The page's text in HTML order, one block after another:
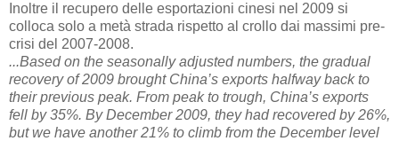
Inoltre il recupero delle esportazioni cinesi nel 2009 si
colloca solo a metà strada rispetto al crollo dai massimi pre-
crisi del 2007-2008.
...Based on the seasonally adjusted numbers, the gradual
recovery of 2009 brought China’s exports halfway back to
their previous peak. From peak to trough, China’s exports
fell by 35%. By December 2009, they had recovered by 26%,
but we have another 21% to climb from the December level